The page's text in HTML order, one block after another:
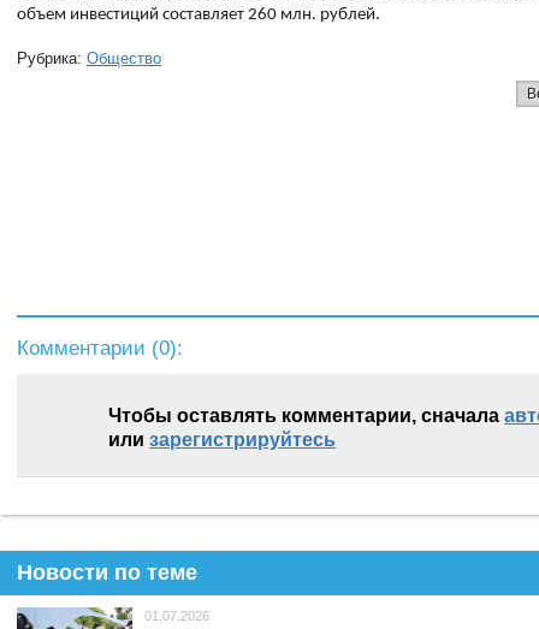
объем инвестиций составляет 260 млн. рублей.
Рубрика: Общество
Комментарии (0):
Чтобы оставлять комментарии, сначала
или зарегистрируйтесь
Новости по теме
01.07.2026